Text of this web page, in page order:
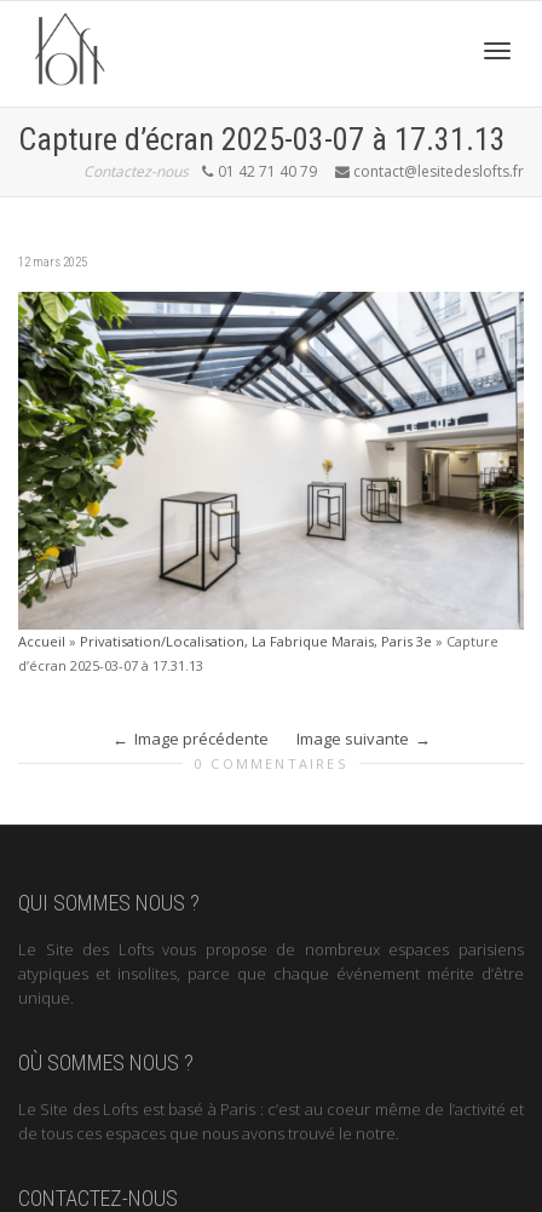
Capture d’écran 2025-03-07 à 17.31.13
Contactez-nous 01 42 71 40 79 contact@lesitedeslofts.fr
12 mars 2025
Accueil » Privatisation/Localisation, La Fabrique Marais, Paris 3e » Capture
d’écran 2025-03-07 à 17.31.13
Image précédente Image suivante
0 COMMENTAIRES
QUI SOMMES NOUS ?
Le Site des Lofts vous propose de nombreux espaces parisiens
atypiques et insolites, parce que chaque événement mérite d’être
unique.
OÙ SOMMES NOUS ?
Le Site des Lofts est basé à Paris : c’est au coeur même de l’activité et
de tous ces espaces que nous avons trouvé le notre.
CONTACTEZ-NOUS